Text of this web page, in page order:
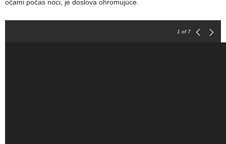
očami počas noci, je doslova ohromujúce.
1 of 7